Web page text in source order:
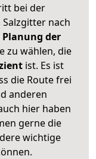
bei der
nach
Planung der
zu wählen, die
ist. Es ist
die Route frei
anderen
hier haben
gerne die
wichtige